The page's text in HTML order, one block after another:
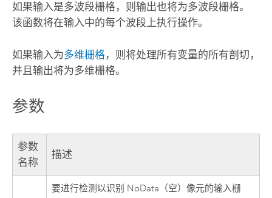
如果输入是多波段栅格，则输出也将为多波段栅格。
该函数将在输入中的每个波段上执行操作。
如果输入为多维栅格，则将处理所有变量的所有剖切，
并且输出将为多维栅格。
参数
参数
名称
描述
要进行检测以识别 NoData（空）像元的输入栅